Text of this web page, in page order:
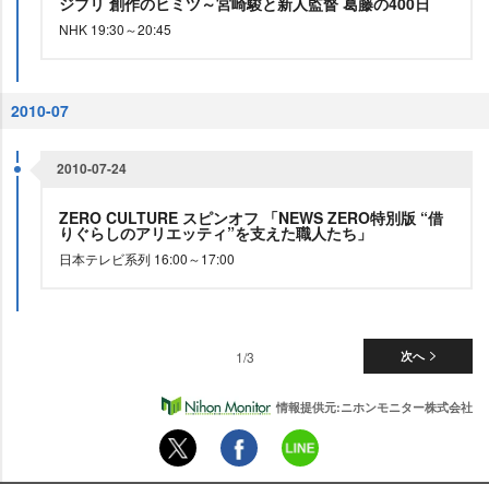
NHK 19:30～20:45
2010-07
2010-07-24
ZERO CULTURE スピンオフ 「NEWS ZERO特別版 “借
りぐらしのアリエッティ”を支えた職人たち」
日本テレビ系列 16:00～17:00
次へ
1/3
情報提供元:ニホンモニター株式会社